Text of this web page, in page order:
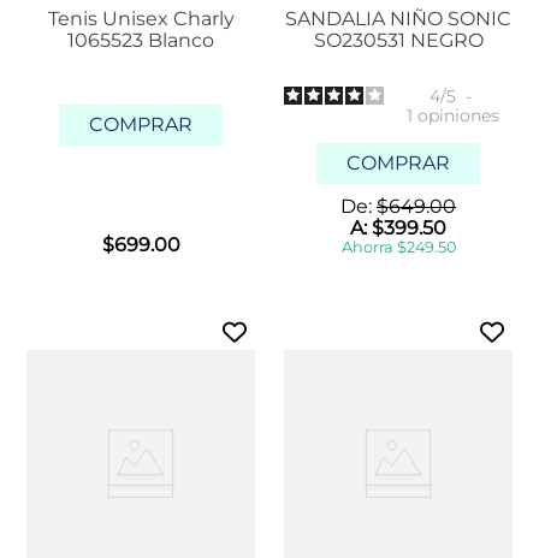
Tenis Unisex Charly
1065523 Blanco
COMPRAR
$699.00
SANDALIA NIÑO SONIC
SO230531 NEGRO
4/5 -
1 opiniones
COMPRAR
De: $649.00
A:$399.50
Ahorra $249.50